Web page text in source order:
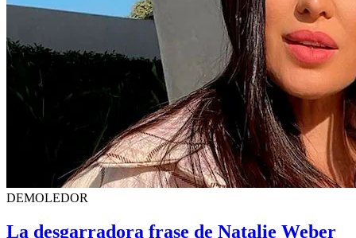
DEMOLEDOR
La desgarradora frase de Natalie Weber